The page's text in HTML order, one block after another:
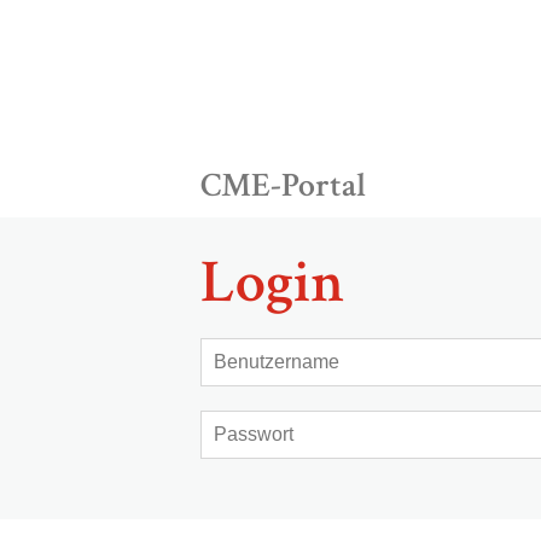
CME-Portal
Login